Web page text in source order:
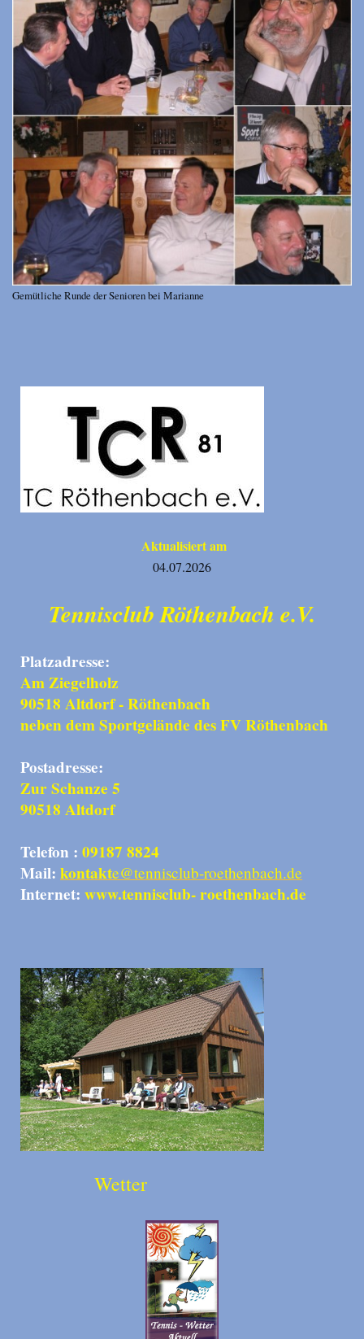
Gemütliche Runde der Senioren bei Marianne
Aktualisiert am
04.07.2026
Tennisclub Röthenbach e.V.
Platzadresse:
Am Ziegelholz
90518 Altdorf - Röthenbach
neben dem Sportgelände des FV Röthenbach
Postadresse:
Zur Schanze 5
90518 Altdorf
Telefon : 09187 8824
Mail: kontakte@tennisclub-roethenbach.de
Internet: www.tennisclub- roethenbach.de
Wetter